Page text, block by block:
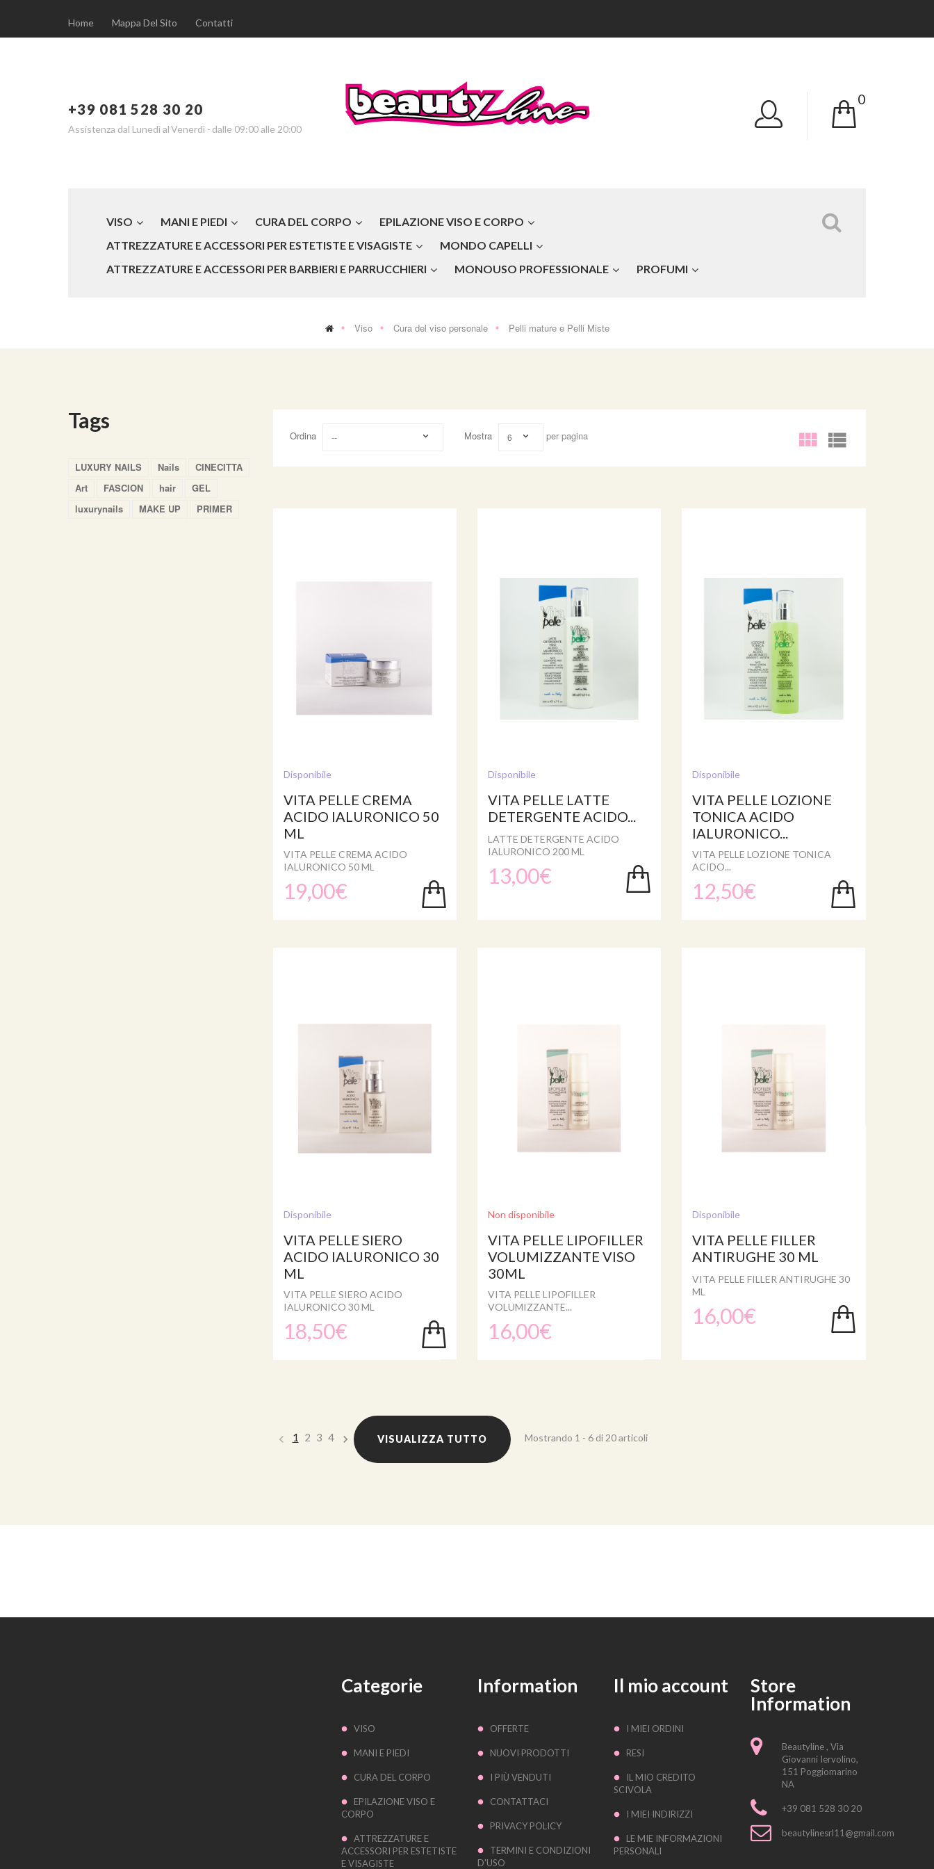
Home Mappa Del Sito Contatti
+39 081 528 30 20
Assistenza dal Lunedì al Venerdì - dalle 09:00 alle 20:00
0
VISO MANI E PIEDI CURA DEL CORPO
EPILAZIONE VISO E CORPO
ATTREZZATURE E ACCESSORI PER ESTETISTE E VISAGISTE
MONDO CAPELLI
ATTREZZATURE E ACCESSORI PER BARBIERI E PARRUCCHIERI
MONOUSO PROFESSIONALE PROFUMI
Viso Cura del viso personale Pelli mature e Pelli Miste
Ordina -- Mostra 6 per pagina
Disponibile
VITA PELLE CREMA
ACIDO IALURONICO 50
ML
VITA PELLE CREMA ACIDO
IALURONICO 50 ML
19,00€
Disponibile
VITA PELLE LATTE
DETERGENTE ACIDO...
LATTE DETERGENTE ACIDO
IALURONICO 200 ML
13,00€
Disponibile
VITA PELLE LOZIONE
TONICA ACIDO
IALURONICO...
VITA PELLE LOZIONE TONICA
ACIDO...
12,50€
Disponibile
VITA PELLE SIERO
ACIDO IALURONICO 30
ML
VITA PELLE SIERO ACIDO
IALURONICO 30 ML
18,50€
Non disponibile
VITA PELLE LIPOFILLER
VOLUMIZZANTE VISO
30ML
VITA PELLE LIPOFILLER
VOLUMIZZANTE...
16,00€
Disponibile
VITA PELLE FILLER
ANTIRUGHE 30 ML
VITA PELLE FILLER ANTIRUGHE 30
ML
16,00€
1 2 3 4 VISUALIZZA TUTTO Mostrando 1 - 6 di 20 articoli
Tags
LUXURY NAILS Nails
CINECITTA
Art
FASCION hair
GEL
luxurynails
MAKE UP PRIMER
Categorie
VISO
MANI E PIEDI
CURA DEL CORPO
EPILAZIONE VISO E
CORPO
ATTREZZATURE E
ACCESSORI PER ESTETISTE
E VISAGISTE
Information
OFFERTE
NUOVI PRODOTTI
I PIÙ VENDUTI
CONTATTACI
PRIVACY POLICY
TERMINI E CONDIZIONI
D'USO
Il mio account
I MIEI ORDINI
RESI
IL MIO CREDITO
SCIVOLA
I MIEI INDIRIZZI
LE MIE INFORMAZIONI
PERSONALI
Store
Information
Beautyline , Via
Giovanni Iervolino,
151 Poggiomarino
NA
+39 081 528 30 20
beautylinesrl11@gmail.com